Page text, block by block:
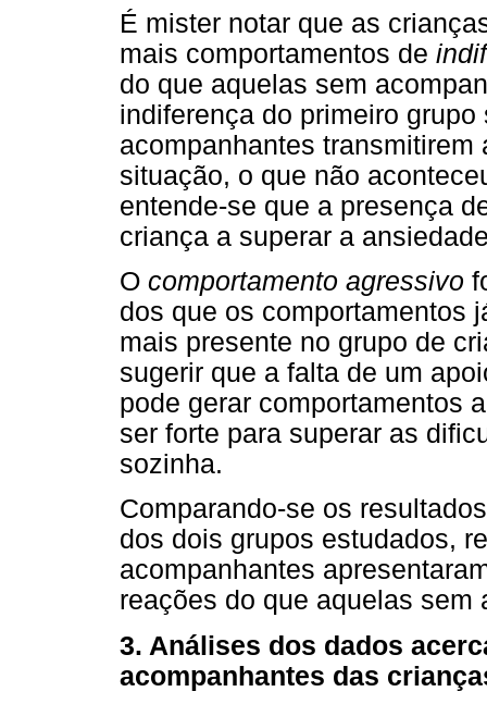
É mister notar que as
mais comportamentos de
do que aquelas sem
indiferença do primeiro
acompanhantes
situação, o que não
entende-se que a presença
criança a superar a
O comportamento agressivo
dos que os comportamentos
mais presente no grupo de
sugerir que a falta de um
pode gerar comportamentos
ser forte para superar as
sozinha.
Comparando-se os
dos dois grupos estudados,
acompanhantes
reações do que aquelas sem
3. Análises dos dados
acompanhantes das